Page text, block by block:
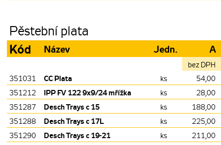
Pěstební plata
Kód Název Jedn. A
bez DPH
351031 CC Plata ks
54,00
351212
IPP FV 122 9x9/24 mřížka ks
28,00
351287
Desch Trays c 15 ks
188,00
351288
Desch Trays c 17L ks
225,00
351290
Desch Trays c 19-21 ks
211,00